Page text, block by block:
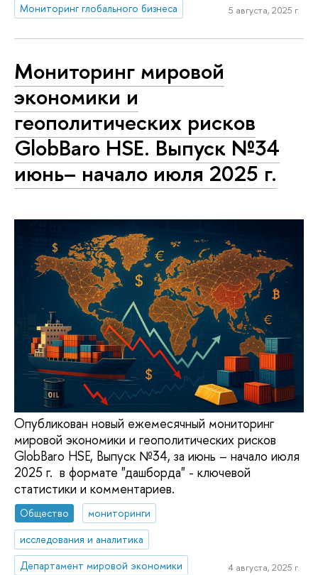
Мониторинг глобального бизнеса
5 августа, 2025 г.
Мониторинг мировой
экономики и
геополитических рисков
GlobBaro HSE. Выпуск №34
июнь– начало июля 2025 г.
Опубликован новый ежемесячный мониторинг
мировой экономики и геополитических рисков
GlobBaro HSE, Выпуск №34, за июнь – начало июля
2025 г. в формате "дашборда" - ключевой
статистики и комментариев.
Общество
мониторинги
исследования и аналитика
Департамент мировой экономики
4 августа, 2025 г.